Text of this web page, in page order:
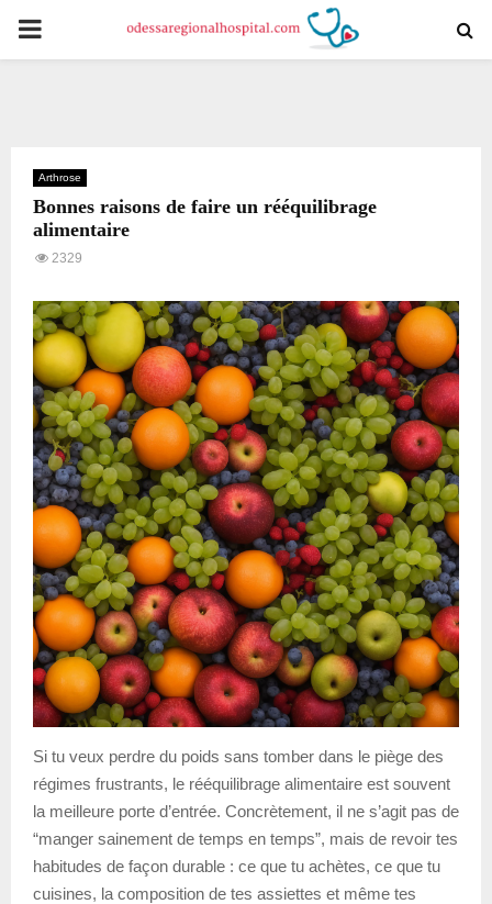
PRIMARY
Arthrose
Bonnes raisons de faire un rééquilibrage
alimentaire
2329
Si tu veux perdre du poids sans tomber dans le piège des
régimes frustrants, le rééquilibrage alimentaire est souvent
la meilleure porte d’entrée. Concrètement, il ne s’agit pas de
“manger sainement de temps en temps”, mais de revoir tes
habitudes de façon durable : ce que tu achètes, ce que tu
cuisines, la composition de tes assiettes et même tes